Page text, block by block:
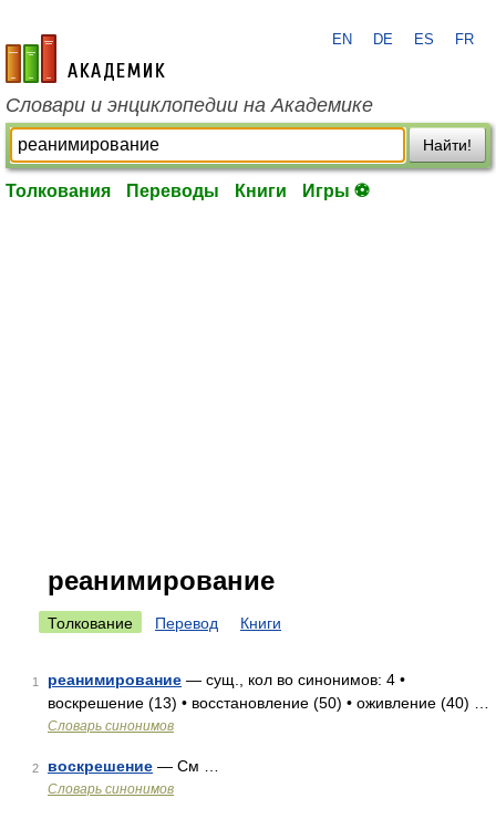
academic.ru
EN DE ES FR
Словари и энциклопедии на Академике
Найти!
Толкования Переводы Книги Игры ⚽
реанимирование
Толкование Перевод Книги
1 реанимирование — сущ., кол во синонимов: 4 •
воскрешение (13) • восстановление (50) • оживление (40) …
Словарь синонимов
2 воскрешение — См …
Словарь синонимов